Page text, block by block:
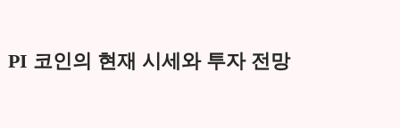
PI 코인의 현재 시세와 투자 전망